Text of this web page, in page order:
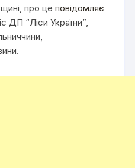
про цеповідомляє
ДП “Ліси України”,